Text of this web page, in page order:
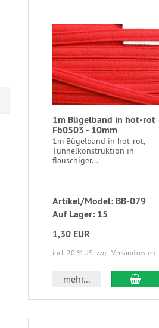
1m Bügelband in hot-rot
Fb0503 - 10mm
1m Bügelband in hot-rot,
Tunnelkonstruktion in
flauschiger...
Artikel/Model: BB-079
Auf Lager: 15
1,30 EUR
incl. 20 % USt zzgl. Versandkosten
mehr...